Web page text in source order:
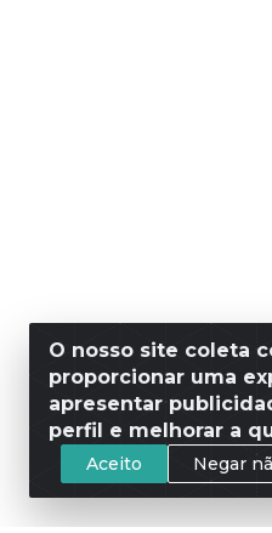
O nosso site coleta
proporcionar uma
apresentar
perfil e melhorar a
Aceito Negar